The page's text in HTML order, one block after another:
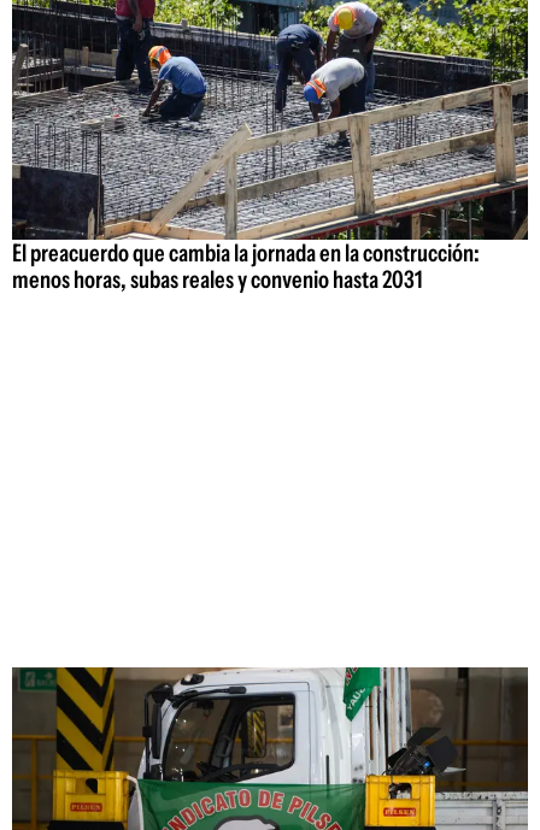
El preacuerdo que cambia la jornada en la construcción:
menos horas, subas reales y convenio hasta 2031